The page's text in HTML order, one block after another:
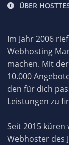
ÜBER
Im Jahr 2006
Webhosting
machen. Mit
10.000
den für dich
Leistungen zu
Seit 2015
Webhoster des